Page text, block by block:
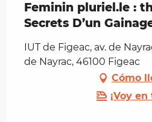
Feminin pluriel.le :
Secrets D’un
IUT de Figeac, av. de
de Nayrac, 46100 Figeac
Cómo
¡Voy